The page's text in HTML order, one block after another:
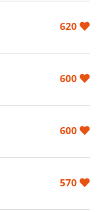
620
600
600
570